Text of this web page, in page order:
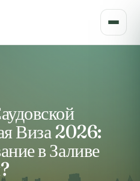
Виза 2026:
в Заливе